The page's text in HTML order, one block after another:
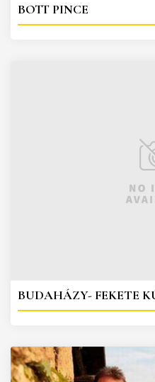
BOTT PINCE
BUDAHÁZY- FEKETE